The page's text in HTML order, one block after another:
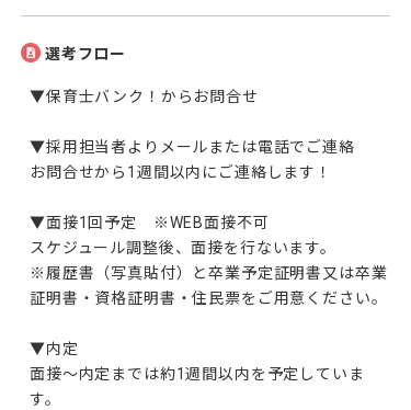
選考フロー
▼保育士バンク！からお問合せ
▼採用担当者よりメールまたは電話でご連絡
お問合せから1週間以内にご連絡します！
▼面接1回予定　※WEB面接不可
スケジュール調整後、面接を行ないます。
※履歴書（写真貼付）と卒業予定証明書又は卒業
証明書・資格証明書・住民票をご用意ください。
▼内定
面接～内定までは約1週間以内を予定していま
す。